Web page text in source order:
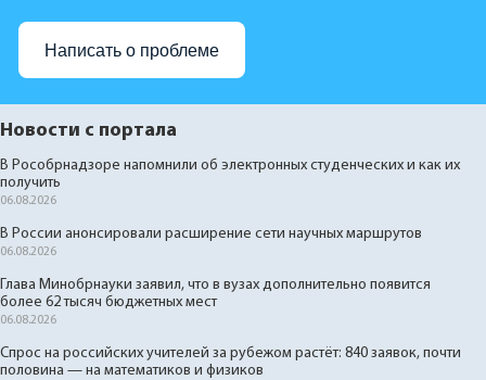
Написать о проблеме
Новости с портала
В Рособрнадзоре напомнили об электронных студенческих и как их
получить
06.08.2026
В России анонсировали расширение сети научных маршрутов
06.08.2026
Глава Минобрнауки заявил, что в вузах дополнительно появится
более 62 тысяч бюджетных мест
06.08.2026
Спрос на российских учителей за рубежом растёт: 840 заявок, почти
половина — на математиков и физиков